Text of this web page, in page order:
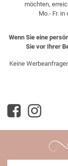
möchten,
Mo.- Fr. in
Wenn Sie eine
Sie vor Ihrer
Keine